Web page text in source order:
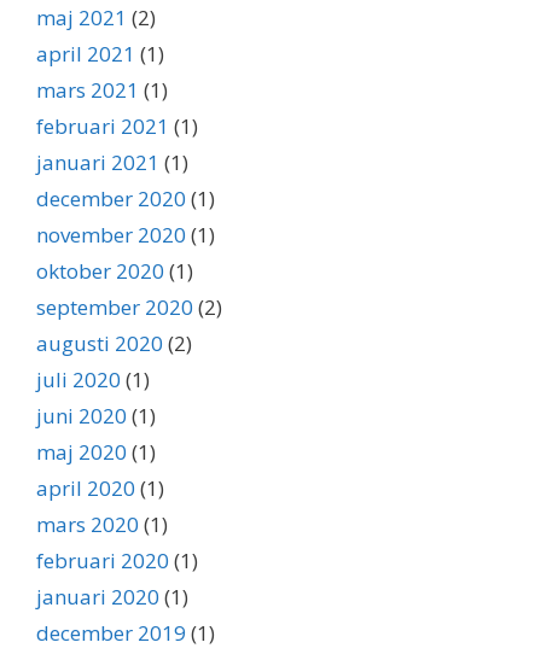
maj 2021 (2)
april 2021 (1)
mars 2021 (1)
februari 2021 (1)
januari 2021 (1)
december 2020 (1)
november 2020 (1)
oktober 2020 (1)
september 2020 (2)
augusti 2020 (2)
juli 2020 (1)
juni 2020 (1)
maj 2020 (1)
april 2020 (1)
mars 2020 (1)
februari 2020 (1)
januari 2020 (1)
december 2019 (1)